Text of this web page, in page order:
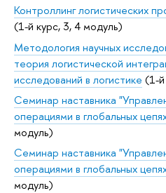
Контроллинг логистических
(1-й курс, 3, 4 модуль)
Методология научных
теория логистической
исследований в логистике (1-
Семинар наставника
операциями в глобальных
модуль)
Семинар наставника
операциями в глобальных
модуль)